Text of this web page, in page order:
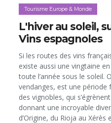
Tourisme Europe & Monde
L'hiver au soleil,
Vins espagnoles
Si les routes des vins
existe aussi une vingtaine
toute l’année sous le soleil.
vendanges, est une période
des vignobles, qui
donnant une incroyable
d’Origine, du Rioja au